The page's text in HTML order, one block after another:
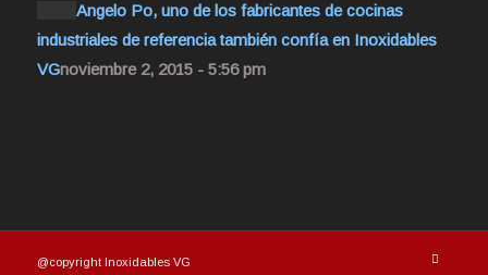
Angelo Po, uno de los fabricantes de cocinas
industriales de referencia también confía en Inoxidables
VGnoviembre 2, 2015 - 5:56 pm
@copyright Inoxidables VG